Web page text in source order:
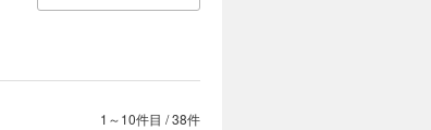
カートに入れる
1～10件目 /38件